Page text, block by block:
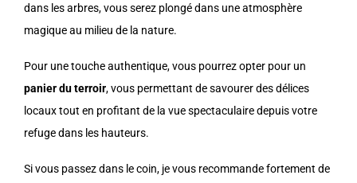
dans les arbres, vous serez plongé dans une atmosphère
magique au milieu de la nature.
Pour une touche authentique, vous pourrez opter pour un
panier du terroir, vous permettant de savourer des délices
locaux tout en profitant de la vue spectaculaire depuis votre
refuge dans les hauteurs.
Si vous passez dans le coin, je vous recommande fortement de